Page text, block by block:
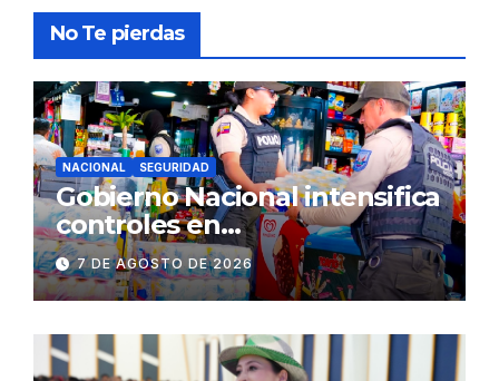
No Te pierdas
NACIONAL SEGURIDAD
Gobierno Nacional intensifica
controles en
establecimientos y espacios
públicos de Pichincha: 684
operativos en zonas
comerciales y de
concurrencia
7 DE AGOSTO DE 2026